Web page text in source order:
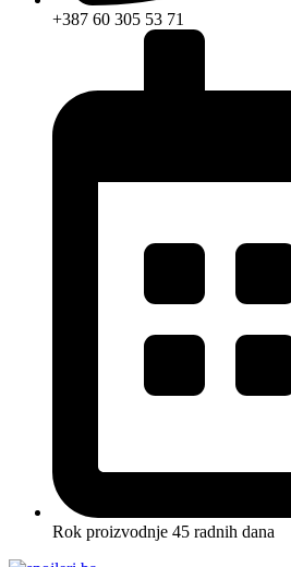
+387 60 305 53 71
Rok proizvodnje 45 radnih dana